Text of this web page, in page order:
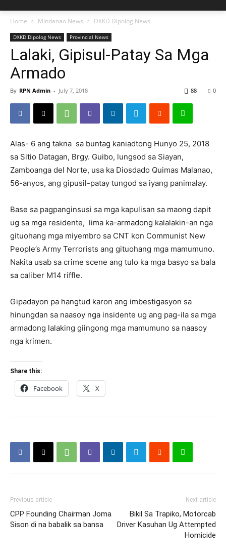
Home Mindanao News DXKD Dipolog News
DXKD Dipolog News Provincial News
Lalaki, Gipisul-Patay Sa Mga
Armado
By RPN Admin - July 7, 2018 0
88
Alas- 6 ang takna sa buntag kaniadtong Hunyo 25, 2018
sa Sitio Datagan, Brgy. Guibo, lungsod sa Siayan,
Zamboanga del Norte, usa ka Diosdado Quimas Malanao,
56-anyos, ang gipusil-patay tungod sa iyang panimalay.
Base sa pagpanginsusi sa mga kapulisan sa maong dapit
ug sa mga residente, lima ka-armadong kalalakin-an nga
gituohang mga miyembro sa CNT kon Communist New
People’s Army Terrorists ang gituohang mga mamumuno.
Nakita usab sa crime scene ang tulo ka mga basyo sa bala
sa caliber M14 riffle.
Gipadayon pa hangtud karon ang imbestigasyon sa
hinungdan sa naasoy nga insidente ug ang pag-ila sa mga
armadong lalaking giingong mga mamumuno sa naasoy
nga krimen.
Share this:
Facebook X
Previous article
CPP Founding Chairman Joma
Sison di na babalik sa bansa
Next article
Bikil Sa Trapiko, Motorcab
Driver Kasuhan Ug Attempted
Homicide